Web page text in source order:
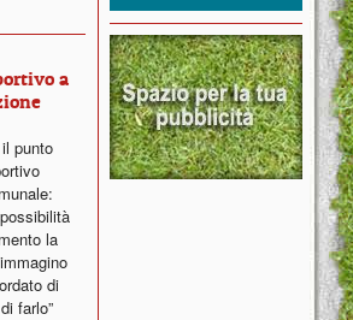
a
punto
la
di
farlo”